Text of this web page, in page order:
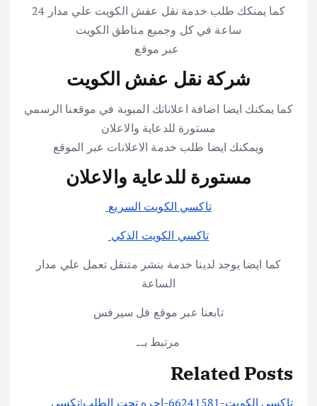
كما يمنكك طلب خدمة نقل عفش الكويت علي مدار 24
ساعة في كل وجميع مناطق الكويت
عبر موقع
شركة نقل عفش الكويت
كما يمكنك ايضا اضافة اعلاناتك المبوبة في موقعنا الرسمي
مستورة للدعاية والاعلان
ويمكنك ايضا طلب خدمة الاعلانات عبر الموقع
مستورة للدعاية والاعلان
تاكسي الكويت السريع
تاكسي الكويت الذكي
كما ايضا يوجد لدينا خدمة بنشر متنقل تعمل علي مدار
الساعة
تابعنا عبر موقع فل سيرفس
مرتبط بــ
Related Posts
تاكسي الكويت-66241581-اجره تحت الطلب|تكسي